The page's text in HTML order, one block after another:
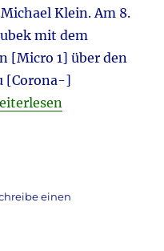
Klein. Am 8.
mit dem
[Micro 1] über den
[Corona-]
aktuell
einen